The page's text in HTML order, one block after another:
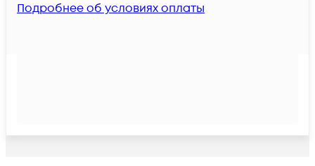
Подробнее об условиях оплаты